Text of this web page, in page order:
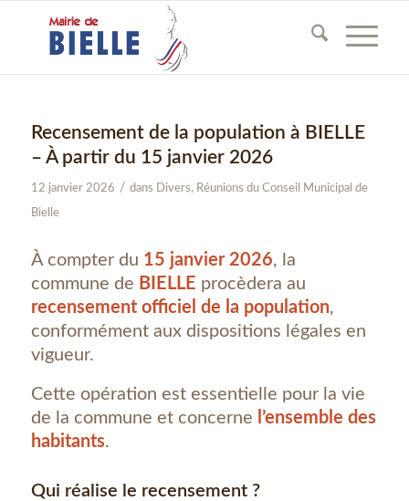
Recensement de la population à BIELLE
– À partir du 15 janvier 2026
12 janvier 2026 / dans Divers, Réunions du Conseil Municipal de
Bielle
À compter du 15 janvier 2026, la
commune de BIELLE procèdera au
recensement officiel de la population,
conformément aux dispositions légales en
vigueur.
Cette opération est essentielle pour la vie
de la commune et concerne l’ensemble des
habitants.
Qui réalise le recensement ?